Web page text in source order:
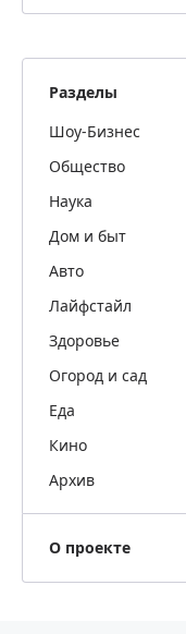
Разделы
Шоу-Бизнес
Общество
Наука
Дом и быт
Авто
Лайфстайл
Здоровье
Огород и сад
Еда
Кино
Архив
О проекте